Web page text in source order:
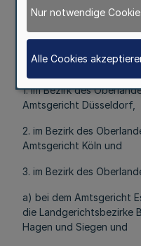
Ein Gruppen-
in der jeweils gültigen
1. im Bezirk des
Amtsgericht Düsseldorf,
2. im Bezirk des
Amtsgericht Köln und
3. im Bezirk des
a) bei dem Amtsgericht
die Landgerichtsbezirke
Hagen und Siegen und
Nur notwendige
Alle Cookies